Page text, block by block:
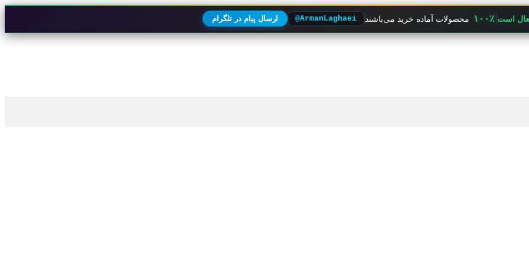
است ۱۰۰٪ محصولات آماده خرید می‌باشند @ArmanLaghaei ارسال پیام در تلگرام